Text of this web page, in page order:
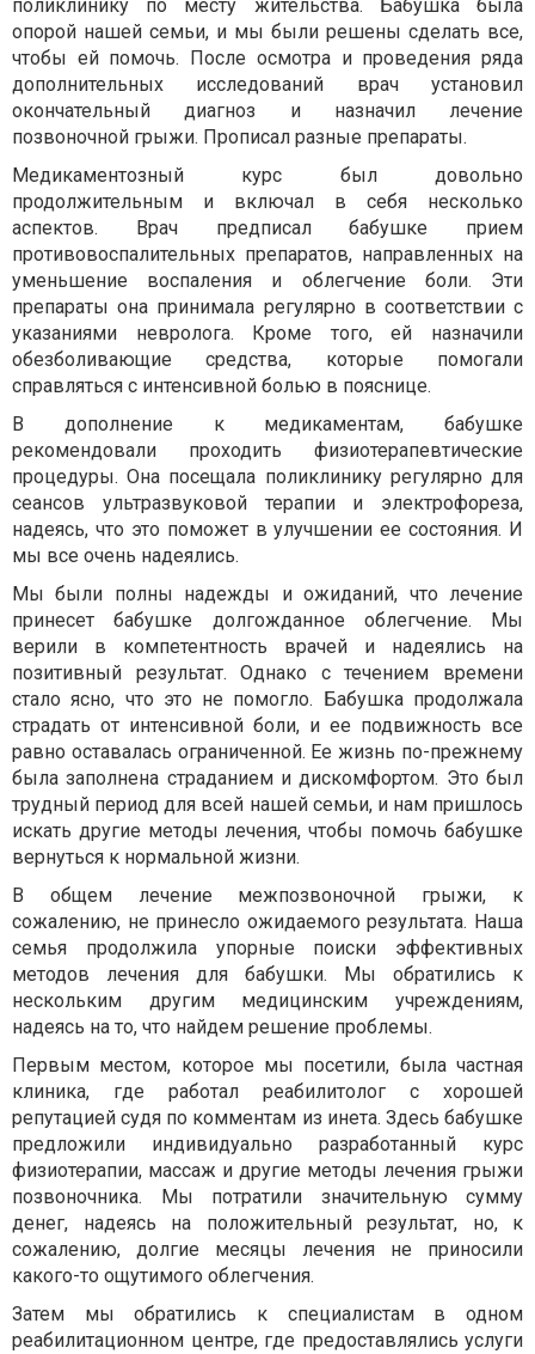
поликлинику по месту жительства. Бабушка была
опорой нашей семьи, и мы были решены сделать все,
чтобы ей помочь. После осмотра и проведения ряда
дополнительных исследований врач установил
окончательный диагноз и назначил лечение
позвоночной грыжи. Прописал разные препараты.
Медикаментозный курс был довольно
продолжительным и включал в себя несколько
аспектов. Врач предписал бабушке прием
противовоспалительных препаратов, направленных на
уменьшение воспаления и облегчение боли. Эти
препараты она принимала регулярно в соответствии с
указаниями невролога. Кроме того, ей назначили
обезболивающие средства, которые помогали
справляться с интенсивной болью в пояснице.
В дополнение к медикаментам, бабушке
рекомендовали проходить физиотерапевтические
процедуры. Она посещала поликлинику регулярно для
сеансов ультразвуковой терапии и электрофореза,
надеясь, что это поможет в улучшении ее состояния. И
мы все очень надеялись.
Мы были полны надежды и ожиданий, что лечение
принесет бабушке долгожданное облегчение. Мы
верили в компетентность врачей и надеялись на
позитивный результат. Однако с течением времени
стало ясно, что это не помогло. Бабушка продолжала
страдать от интенсивной боли, и ее подвижность все
равно оставалась ограниченной. Ее жизнь по-прежнему
была заполнена страданием и дискомфортом. Это был
трудный период для всей нашей семьи, и нам пришлось
искать другие методы лечения, чтобы помочь бабушке
вернуться к нормальной жизни.
В общем лечение межпозвоночной грыжи, к
сожалению, не принесло ожидаемого результата. Наша
семья продолжила упорные поиски эффективных
методов лечения для бабушки. Мы обратились к
нескольким другим медицинским учреждениям,
надеясь на то, что найдем решение проблемы.
Первым местом, которое мы посетили, была частная
клиника, где работал реабилитолог с хорошей
репутацией судя по комментам из инета. Здесь бабушке
предложили индивидуально разработанный курс
физиотерапии, массаж и другие методы лечения грыжи
позвоночника. Мы потратили значительную сумму
денег, надеясь на положительный результат, но, к
сожалению, долгие месяцы лечения не приносили
какого-то ощутимого облегчения.
Затем мы обратились к специалистам в одном
реабилитационном центре, где предоставлялись услуги